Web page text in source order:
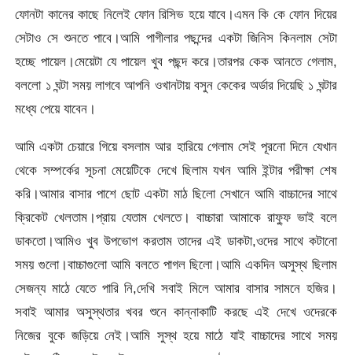
ফোনটা কানের কাছে নিলেই ফোন রিসিভ হয়ে যাবে।এমন কি কে ফোন দিয়ের
সেটাও সে শুনতে পাবে।আমি পাগীলার পছন্দের একটা জিনিস কিনলাম সেটা
হচ্ছে পায়েল।মেয়েটা যে পায়েল খুব পছন্দ করে।তারপর কেক আনতে গেলাম,
বললো ১ ঘন্টা সময় লাগবে আপনি ওখানটায় বসুন কেকের অর্ডার দিয়েছি ১ ঘন্টার
মধ্যে পেয়ে যাবেন।
আমি একটা চেয়ারে গিয়ে বসলাম আর হারিয়ে গেলাম সেই পূরনো দিনে যেখান
থেকে সম্পর্কের সূচনা মেয়েটিকে দেখে ছিলাম যখন আমি ইন্টার পরীক্ষা শেষ
করি।আমার বাসার পাশে ছোট একটা মাঠ ছিলো সেখানে আমি বাচ্চাদের সাথে
ক্রিকেট খেলতাম।প্রায় যেতাম খেলতে। বাচ্চারা আমাকে রাফ্ফু ভাই বলে
ডাকতো।আমিও খুব উপভোগ করতাম তাদের এই ডাকটা,ওদের সাথে কটানো
সময় গুলো।বাচ্চাগুলো আমি বলতে পাগল ছিলো।আমি একদিন অসুস্থ ছিলাম
সেজন্য মাঠে যেতে পারি নি,দেখি সবাই মিলে আমার বাসার সামনে হজির।
সবাই আমার অসুস্থতার খবর শুনে কান্নাকাটি করছে এই দেখে ওদেরকে
নিজের বুকে জড়িয়ে নেই।আমি সুস্থ হয়ে মাঠে যাই বাচ্চাদের সাথে সময়